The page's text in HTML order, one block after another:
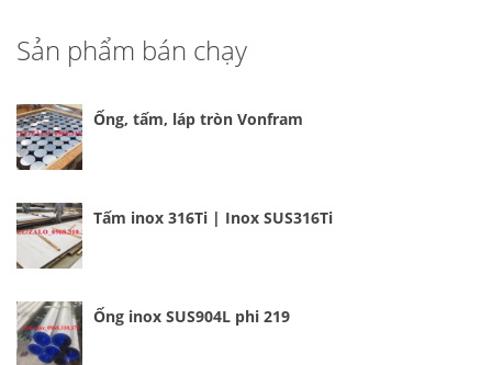
Sản phẩm bán chạy
Ống, tấm, láp tròn Vonfram
Tấm inox 316Ti | Inox SUS316Ti
Ống inox SUS904L phi 219